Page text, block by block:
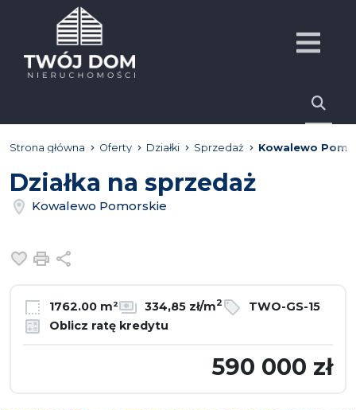
Strona główna Oferty Działki Sprzedaż Kowalewo
Działka na sprzedaż
Kowalewo Pomorskie
Dodaj do ulubionych
Drukuj
1762.00 m² 334,85 zł/m2
TWO-GS-15
Oblicz ratę kredytu
590 000 zł